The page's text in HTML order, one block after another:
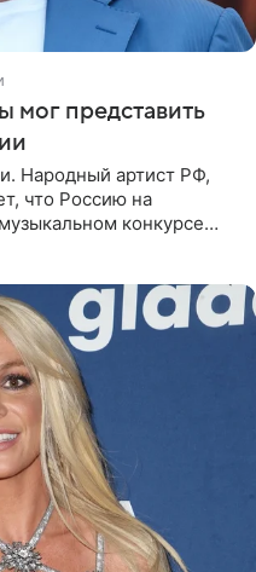
мог представить
Народный артист РФ,
что Россию на
конкурсе